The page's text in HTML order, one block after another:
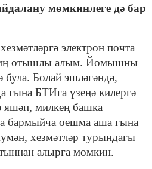
мөмкинлеге дә бар
электрон почта
иң отышлы алым. Йомышны
була. Болай эшләгәндә,
гына БТИга үзеңә килергә
милкең башка
бармыйча оешма аша гына
хезмәтләр турындагы
алырга мөмкин.